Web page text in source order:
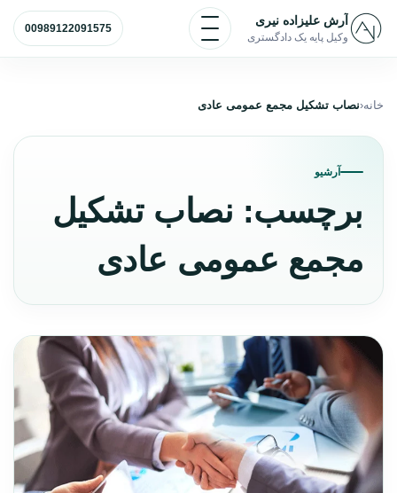
پرش به محتوا
آرش علیزاده نیری
وکیل پایه یک دادگستری
باز و بسته کردن منو
00989122091575
خانه نصاب تشکیل مجمع عمومی عادی
آرشیو
برچسب: نصاب تشکیل
مجمع عمومی عادی